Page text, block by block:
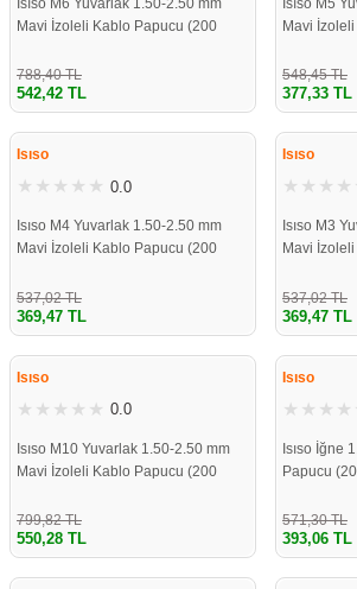
Mavi İzoleli Kablo Papucu (200
788,40 TL
542,42 TL
Mavi
548,45 TL
377,33 TL
%31
Isıso
0.0
Isıso M4 Yuvarlak 1.50-2.50 mm
Mavi İzoleli Kablo Papucu (200
537,02 TL
369,47 TL
Isıso
Isıso M3
Mavi
537,02 TL
369,47 TL
%31
Isıso
0.0
Isıso M10 Yuvarlak 1.50-2.50 mm
Mavi İzoleli Kablo Papucu (200
799,82 TL
550,28 TL
Isıso
Isıso İğne
Papucu
571,30 TL
393,06 TL
%31